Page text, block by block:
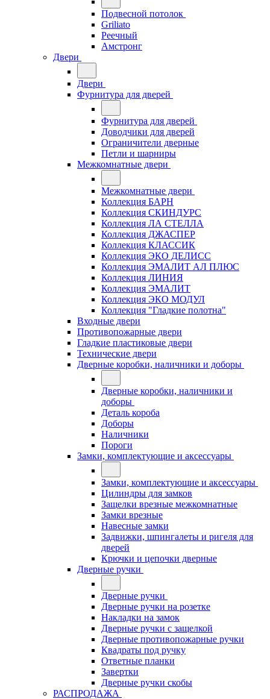
Подвесной потолок
Griliato
Реечный
Амстронг
Двери
Двери
Фурнитура для дверей
Фурнитура для дверей
Доводчики для дверей
Ограничители дверные
Петли и шарниры
Межкомнатные двери
Межкомнатные двери
Коллекция БАРН
Коллекция СКИНДУРС
Коллекция ЛА СТЕЛЛА
Коллекция ДЖАСПЕР
Коллекция КЛАССИК
Коллекция ЭКО ДЕЛИСС
Коллекция ЭМАЛИТ АЛ ПЛЮС
Коллекция ЛИНИЯ
Коллекция ЭМАЛИТ
Коллекция ЭКО МОДУЛ
Коллекция "Гладкие полотна"
Входные двери
Противопожарные двери
Гладкие пластиковые двери
Технические двери
Дверные коробки, наличники и доборы
Дверные коробки, наличники и
доборы
Деталь короба
Доборы
Наличники
Пороги
Замки, комплектующие и аксессуары
Замки, комплектующие и аксессуары
Цилиндры для замков
Защелки врезные межкомнатные
Замки врезные
Навесные замки
Задвижки, шпингалеты и ригеля для
дверей
Крючки и цепочки дверные
Дверные ручки
Дверные ручки
Дверные ручки на розетке
Накладки на замок
Дверные ручки с защелкой
Дверные противопожарные ручки
Квадраты под ручку
Ответные планки
Завертки
Дверные ручки скобы
РАСПРОДАЖА